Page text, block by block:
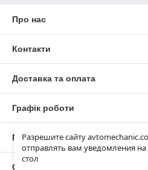
Разрешите сайту
отправлять вам уведомления
стол
Про нас
Контакти
Доставка та оплата
Графік роботи
Повна версія сайту
Сайт створено на маркетплейсі